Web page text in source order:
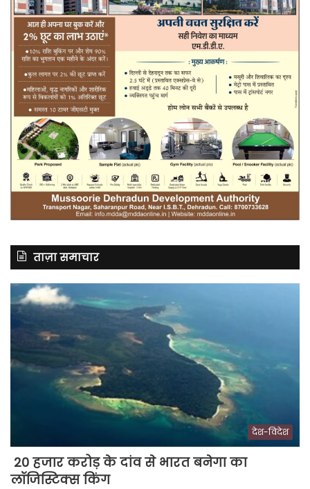
ताज़ा समाचार
देश-विदेश
20 हजार करोड़ के दांव से भारत बनेगा का
लॉजिस्टिक्स किंग